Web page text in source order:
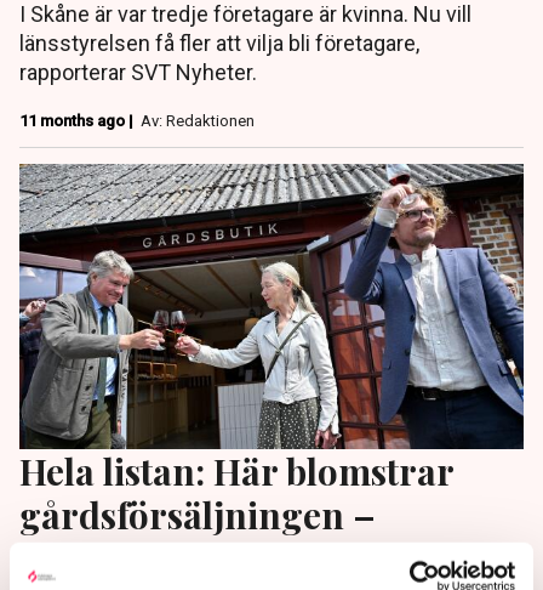
I Skåne är var tredje företagare är kvinna. Nu vill
länsstyrelsen få fler att vilja bli företagare,
rapporterar SVT Nyheter.
11 months ago | Av: Redaktionen
Hela listan: Här blomstrar
gårdsförsäljningen –
storstäderna sviker